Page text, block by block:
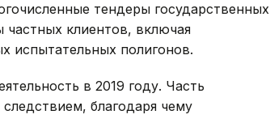
тендеры государственных
частных клиентов, включая
испытательных полигонов.
в 2019 году. Часть
благодаря чему